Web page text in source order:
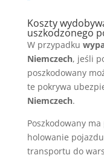
Koszty
uszkodzonego
W przypadku
Niemczech, jeśli
poszkodowany
te pokrywa
Niemczech.
Poszkodowany
holowanie
transportu do